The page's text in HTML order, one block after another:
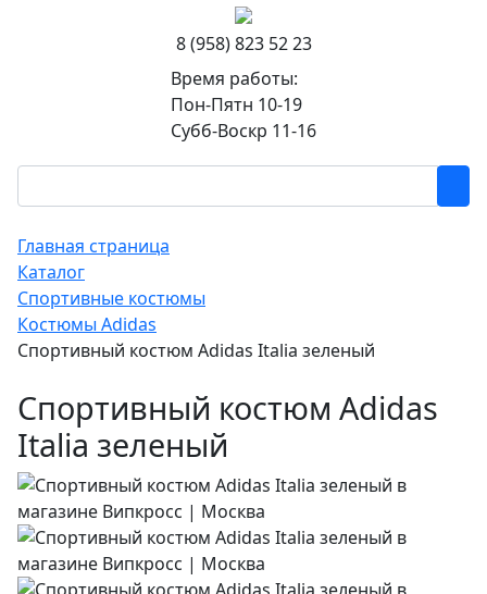
8 (958) 823 52 23
Время работы:
Пон-Пятн 10-19
Субб-Воскр 11-16
Главная страница
Каталог
Спортивные костюмы
Костюмы Adidas
Спортивный костюм Adidas Italia зеленый
Спортивный костюм Adidas
Italia зеленый